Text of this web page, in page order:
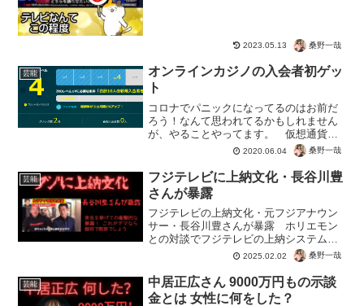
2023.05.13 桑野一哉
芸能
オンラインカジノの入会者初ゲッ
ト
コロナでパニックになってるのはお前だ
ろう！なんて思われてるかもしれません
が、やることやってます。 仮想通貨の
マイニングだけではありません。 本日
はじめて実りました！オンラインカジノ
の入会者初ゲットです！ ２クリック、
しょぼ。ではなく、入会率...
2020.06.04 桑野一哉
芸能
フジテレビに上納文化・長谷川豊
さんが暴露
フジテレビの上納文化・元フジアナウン
サー・長谷川豊さんが暴露 ホリエモン
との対談でフジテレビの上納システムを
認める長谷川豊さん。元フジテレビのア
ナウンサーなだけに、とても信憑性のあ
る話です。事実なら港浩一、中嶋優一、
中居正広、松本人志、日枝...
2025.02.02 桑野一哉
芸能
中居正広さん 9000万円もの示談
金とは 女性に何をした？